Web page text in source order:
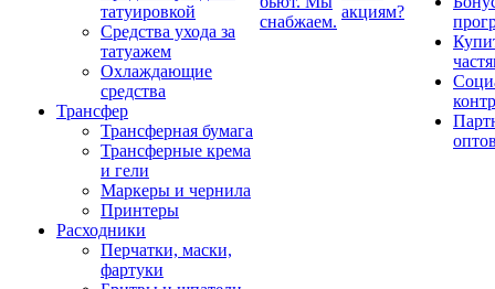
татуировкой
Средства ухода за
татуажем
Охлаждающие
средства
Трансфер
Трансферная бумага
Трансферные крема
и гели
Маркеры и чернила
Принтеры
Расходники
Перчатки, маски,
фартуки
снабжаем.
акциям?